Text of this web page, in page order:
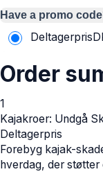
Have a promo
Deltagerpris
Order
1
Kajakroer: Undgå
Deltagerpris
Forebyg kajak-
hverdag, der støtter